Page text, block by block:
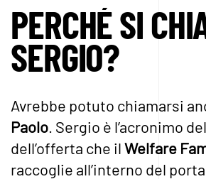
PERCHÉ SI
SERGIO?
Avrebbe potuto chiamarsi
Paolo . Sergio è l’acronimo
dell’offerta che ilWelfare
raccoglie all’interno del